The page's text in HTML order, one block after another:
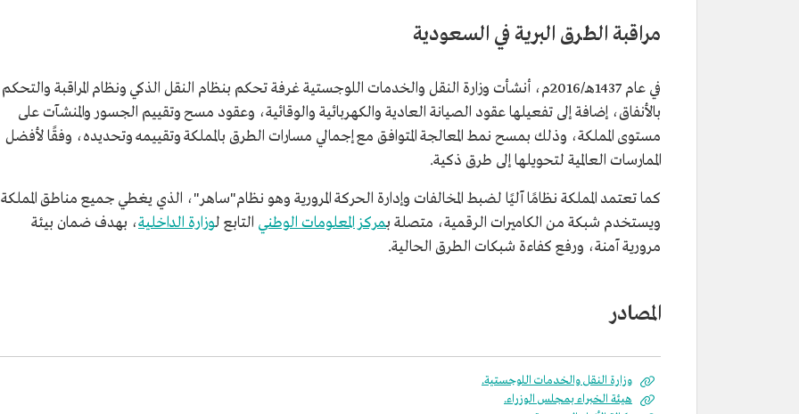
مراقبة الطرق البرية في السعودية
في عام 1437هـ/2016م، أنشأت وزارة النقل والخدمات اللوجستية غرفة تحكم بنظام النقل الذكي ونظام المراقبة والتحكم
بالأنفاق، إضافة إلى تفعيلها عقود الصيانة العادية والكهربائية والوقائية، وعقود مسح وتقييم الجسور والمنشآت على
مستوى المملكة، وذلك بمسح نمط المعالجة المتوافق مع إجمالي مسارات الطرق بالمملكة وتقييمه وتحديده، وفقًا لأفضل
الممارسات العالمية لتحويلها إلى طرق ذكية.
كما تعتمد المملكة نظامًا آليًا لضبط المخالفات وإدارة الحركة المرورية وهو نظام"ساهر"، الذي يغطي جميع مناطق
ويستخدم شبكة من الكاميرات الرقمية، متصلة بمركز المعلومات الوطني التابع لوزارة الداخلية، بهدف ضمان بيئة
مرورية آمنة، ورفع كفاءة شبكات الطرق الحالية.
المصادر
وزارة النقل والخدمات اللوجستية.
هيئة الخبراء بمجلس الوزراء.